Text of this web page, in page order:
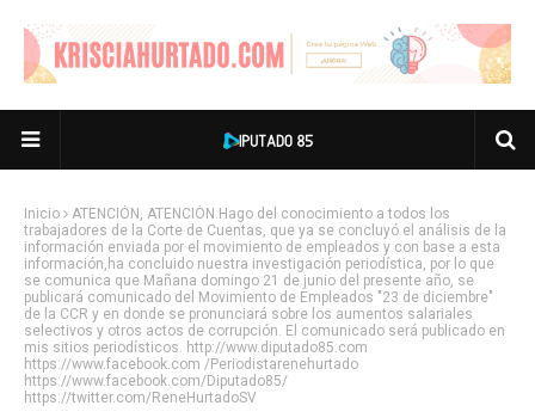
Inicio
ATENCIÓN, ATENCIÓN.Hago del conocimiento a todos los
trabajadores de la Corte de Cuentas, que ya se concluyó el análisis de la
información enviada por el movimiento de empleados y con base a esta
información,ha concluido nuestra investigación periodística, por lo que
se comunica que Mañana domingo 21 de junio del presente año, se
publicará comunicado del Movimiento de Empleados "23 de diciembre"
de la CCR y en donde se pronunciará sobre los aumentos salariales
selectivos y otros actos de corrupción. El comunicado será publicado en
mis sitios periodísticos. http://www.diputado85.com
https://www.facebook.com /Periodistarenehurtado
https://www.facebook.com/Diputado85/
https://twitter.com/ReneHurtadoSV